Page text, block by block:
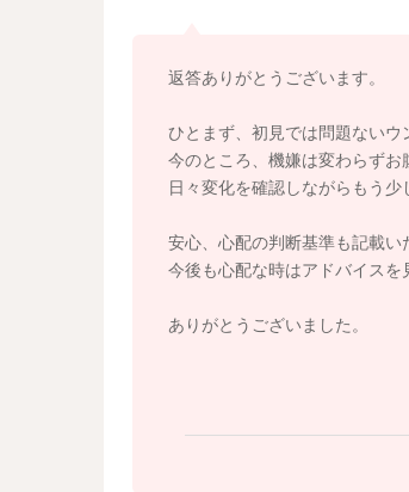
返答ありがとうございます。
ひとまず、初見では問題ない
今のところ、機嫌は変わらずお
日々変化を確認しながらもう少
安心、心配の判断基準も記載い
今後も心配な時はアドバイスを
ありがとうございました。